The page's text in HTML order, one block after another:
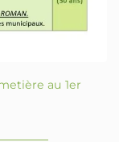
au 1er